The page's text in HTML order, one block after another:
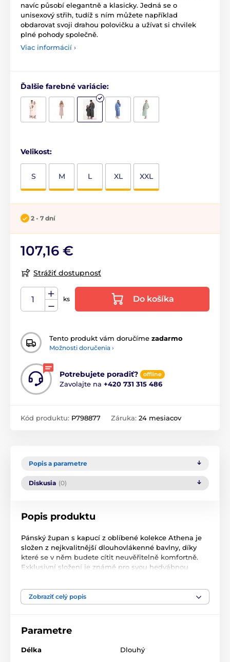
navíc působí elegantně a klasicky. Jedná se o
unisexový střih, tudíž s ním můžete například
obdarovat svoji drahou polovičku a užívat si chvilek
plné pohody společně.
Viac informácií ›
Ďalšie farebné variácie:
Velikost:
S M L XL XXL
2 - 7 dní
107,16 €
Strážiť dostupnosť
ks Do košíka
Tento produkt vám doručíme zadarmo
Možnosti doručenia ›
Potrebujete poradiť? offline
Zavolajte na +420 731 315 486
Kód produktu: P798877 Záruka: 24 mesiacov
Popis a parametre
Diskusia (0)
Popis produktu
Pánský župan s kapucí z oblíbené kolekce Athena je
složen z nejkvalitnější dlouhovlákenné bavlny, díky
které se v něm budete cítit neuvěřitelně komfortně.
Exklusivní složení je známé pro svou hedvábnou
univerzální, navíc působí elegantně a klasicky. Jedná
se o unisexový střih, tudíž s ním můžete například
plné pohody společně.
microcotton, jedná se o čistě přírodní vlákno, které je
Zobraziť celý popis
Parametre
Délka Dlouhý